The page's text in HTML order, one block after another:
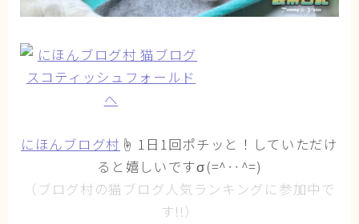
にほんブログ村 ☝ 1日1回ポチッと！していただけ
ると嬉しいですσ(=^‥^=)
（ブログ村の猫ブログ人気ランキングに参加中で
す!!）